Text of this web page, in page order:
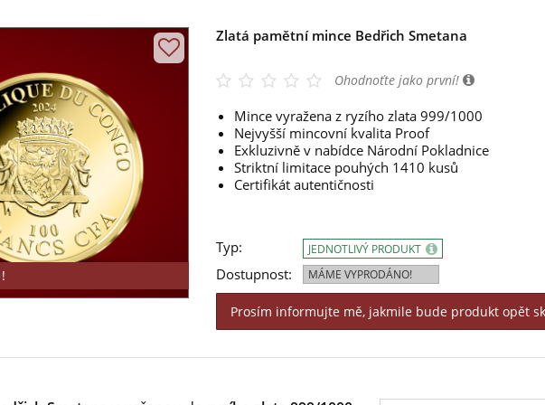
Zlatá pamětní mince Bedřich Smetana
Ohodnoťte jako první!
Mince vyražena z ryzího zlata 999/1000
Nejvyšší mincovní kvalita Proof
Exkluzivně v nabídce Národní Pokladnice
Striktní limitace pouhých 1410 kusů
Certifikát autentičnosti
Typ:
Dostupnost:
JEDNOTLIVÝ PRODUKT
MÁME VYPRODÁNO!
Prosím informujte mě, jakmile bude produkt opět